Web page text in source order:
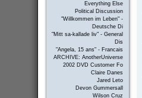
Everything Else
Political Discussion
"Willkommen im Leben" -
Deutsche Di
"Mitt sa-kallade liv" - General
Dis
"Angela, 15 ans" - Francais
ARCHIVE: AnotherUniverse
2002 DVD Customer Fo
Claire Danes
Jared Leto
Devon Gummersall
Wilson Cruz